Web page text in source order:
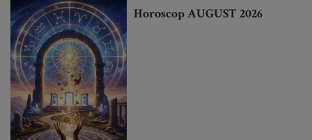
Horoscop AUGUST 2026